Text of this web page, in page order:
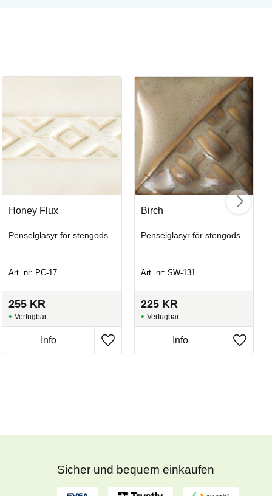
Honey Flux
Penselglasyr för stengods
Art. nr: PC-17
255 KR
Birch
Penselglasyr för stengods
Art. nr: SW-131
225 KR
Sicher und bequem einkaufen